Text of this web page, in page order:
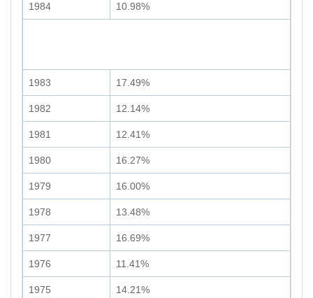
1984 10.98%
1983 17.49%
1982 12.14%
1981 12.41%
1980 16.27%
1979 16.00%
1978 13.48%
1977 16.69%
1976 11.41%
1975 14.21%